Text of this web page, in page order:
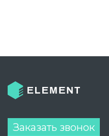
Заказать звонок